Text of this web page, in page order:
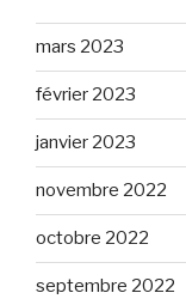
mars 2023
février 2023
janvier 2023
novembre 2022
octobre 2022
septembre 2022